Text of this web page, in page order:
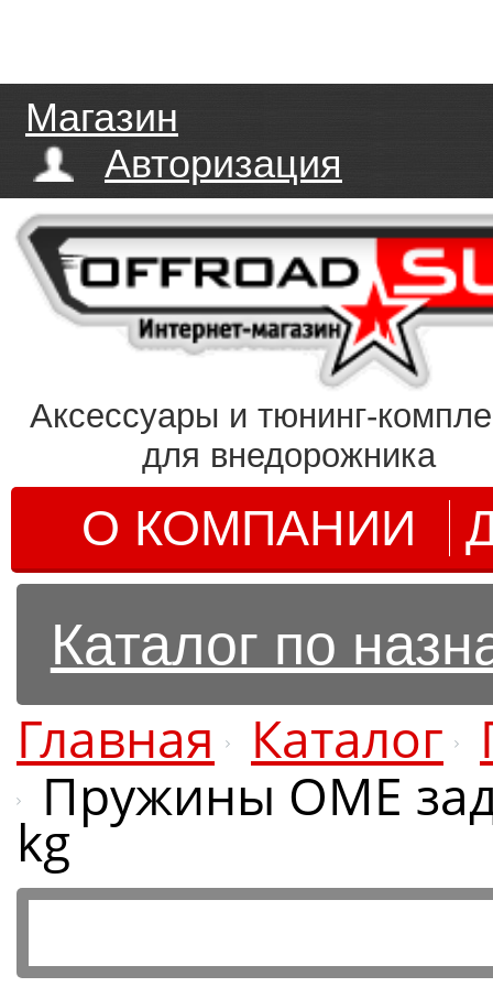
Магазин
Авторизация
Аксессуары и тюнинг-
для внедорожника
О КОМПАНИИ
Каталог по
Главная Каталог
Пружины OME
kg